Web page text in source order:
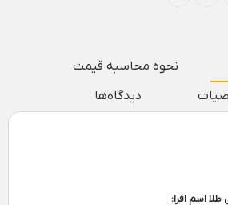
نحوه محاسبه قیمت
دیدگاه‌ها
اسم افرا: